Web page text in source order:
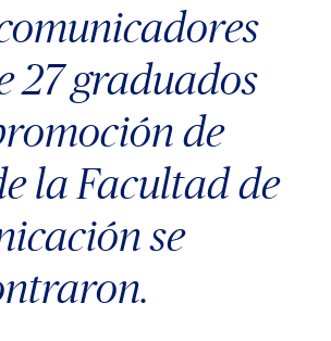
27 graduados
de
la Facultad de
se